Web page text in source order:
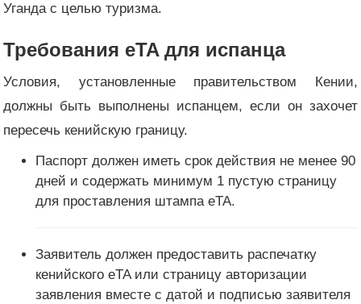
Уганда с целью туризма.
Требования eTA для испанца
Условия, установленные правительством Кении,
должны быть выполнены испанцем, если он захочет
пересечь кенийскую границу.
Паспорт должен иметь срок действия не менее 90
дней и содержать минимум 1 пустую страницу
для проставления штампа eTA.
Заявитель должен предоставить распечатку
кенийского eTA или страницу авторизации
заявления вместе с датой и подписью заявителя